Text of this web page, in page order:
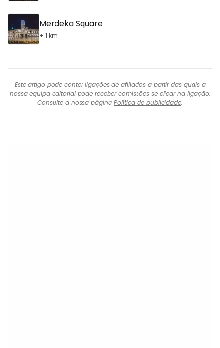
Merdeka Square
+ 1 km
Este artigo pode conter ligações de afiliados a partir das quais a
nossa equipa editorial pode receber comissões se clicar na ligação.
Consulte a nossa página Política de publicidade.